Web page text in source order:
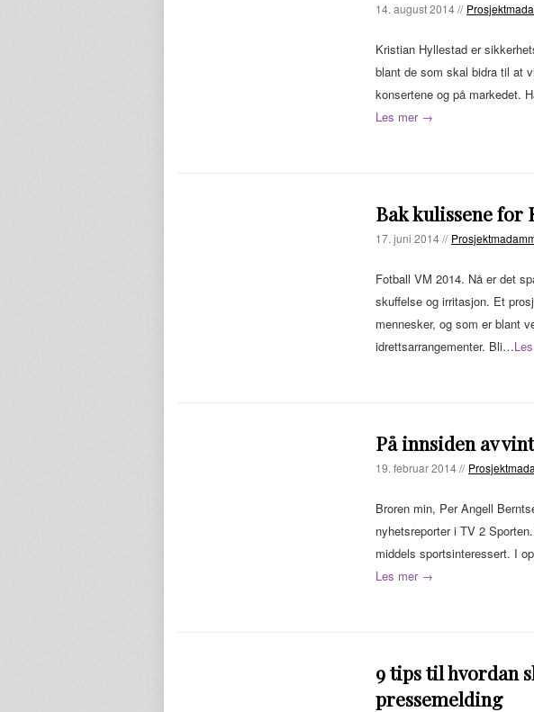
14. august 2014 //
Kristian Hyllestad er
blant de som skal bidra til at
konsertene og på markedet.
Les mer →
Bak kulissene for
17. juni 2014 //
Fotball VM 2014. Nå er det
skuffelse og irritasjon. Et
mennesker, og som er blant
idrettsarrangementer. Bli…
På innsiden av
19. februar 2014 //
Broren min, Per Angell
nyhetsreporter i TV 2
middels sportsinteressert. I
Les mer →
9 tips til hvordan
pressemelding